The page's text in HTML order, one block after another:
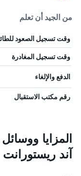
من الجيد أن تعلم
وقت تسجيل الصعود
وقت تسجيل المغادرة
الدفع والإلغاء
رقم مكتب الاستقبال
المزايا
آند ريستورانت